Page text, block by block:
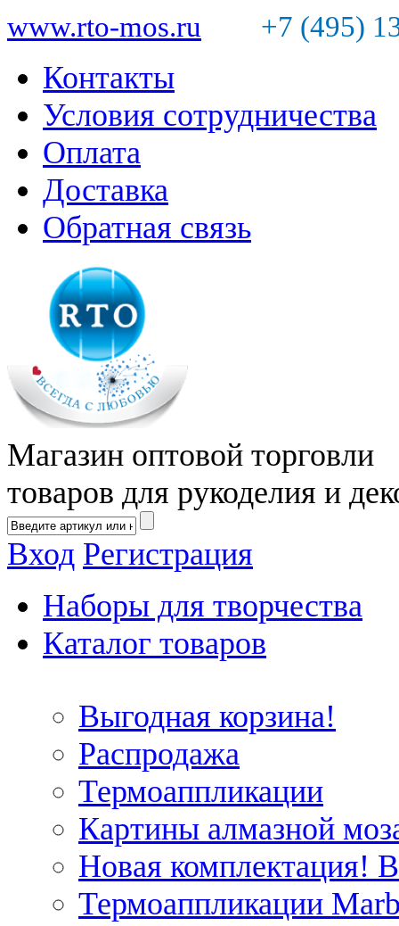
www.rto-mos.ru +7 (495)
Контакты
Условия сотрудничества
Оплата
Доставка
Обратная связь
Магазин оптовой торговли
товаров для рукоделия и
Вход Регистрация
Наборы для творчества
Каталог товаров
Выгодная корзина!
Распродажа
Термоаппликации
Картины алмазной
Новая комплектация!
Термоаппликации